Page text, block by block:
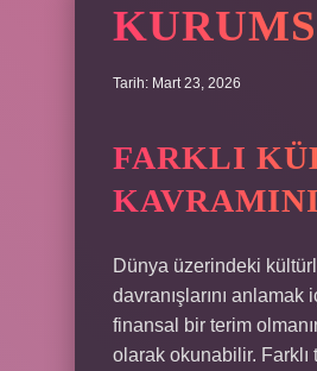
Tarih: Mart 23, 2026
FARKLI
Dünya üzerindeki
davranışlarını
finansal bir terim
olarak okunabilir.